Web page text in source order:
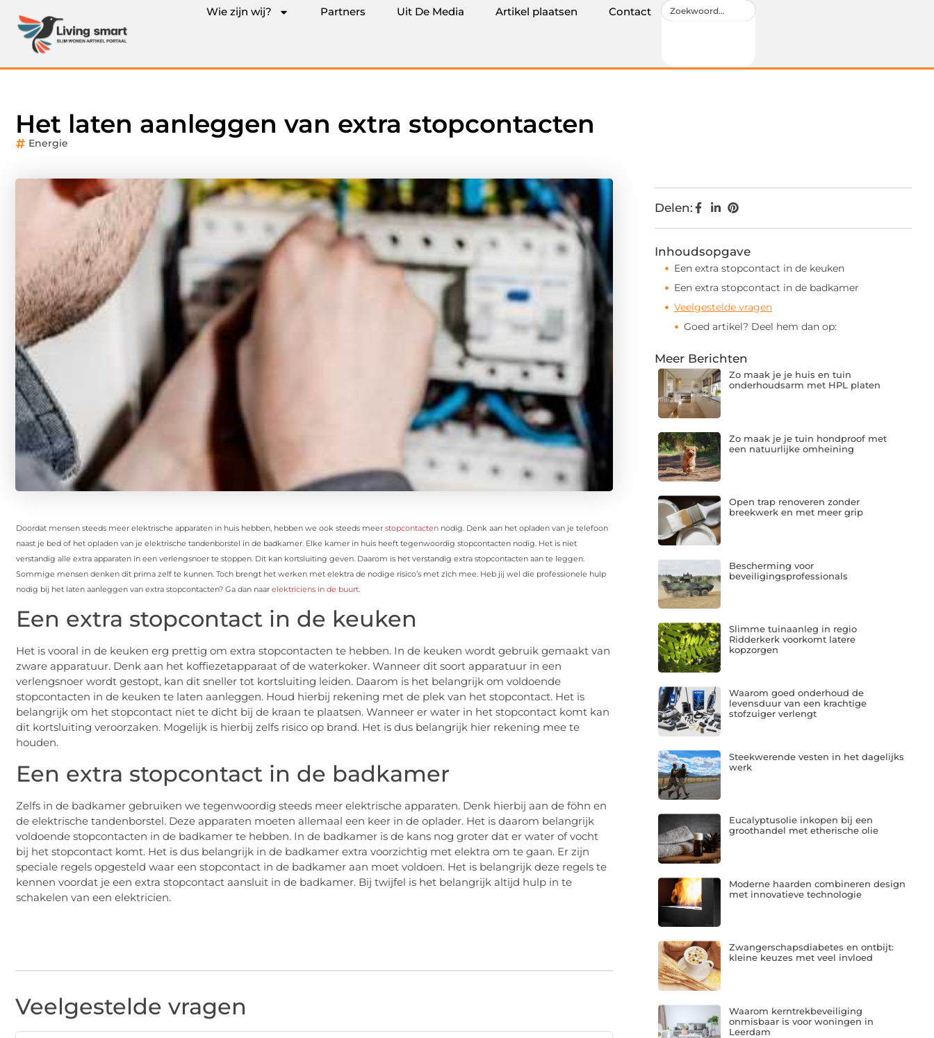
Wie zijn wij? Partners Uit De Media Artikel plaatsen Contact
Het laten aanleggen van extra stopcontacten
Energie
Doordat mensen steeds meer elektrische apparaten in huis hebben, hebben we ook steeds meer stopcontacten nodig. Denk aan het opladen van je telefoon
naast je bed of het opladen van je elektrische tandenborstel in de badkamer. Elke kamer in huis heeft tegenwoordig stopcontacten nodig. Het is niet
verstandig alle extra apparaten in een verlengsnoer te stoppen. Dit kan kortsluiting geven. Daarom is het verstandig extra stopcontacten aan te leggen.
Sommige mensen denken dit prima zelf te kunnen. Toch brengt het werken met elektra de nodige risico’s met zich mee. Heb jij wel die professionele hulp
nodig bij het laten aanleggen van extra stopcontacten? Ga dan naar elektriciens in de buurt.
Een extra stopcontact in de keuken
Het is vooral in de keuken erg prettig om extra stopcontacten te hebben. In de keuken wordt gebruik gemaakt van
zware apparatuur. Denk aan het koffiezetapparaat of de waterkoker. Wanneer dit soort apparatuur in een
verlengsnoer wordt gestopt, kan dit sneller tot kortsluiting leiden. Daarom is het belangrijk om voldoende
stopcontacten in de keuken te laten aanleggen. Houd hierbij rekening met de plek van het stopcontact. Het is
belangrijk om het stopcontact niet te dicht bij de kraan te plaatsen. Wanneer er water in het stopcontact komt kan
dit kortsluiting veroorzaken. Mogelijk is hierbij zelfs risico op brand. Het is dus belangrijk hier rekening mee te
houden.
Een extra stopcontact in de badkamer
Zelfs in de badkamer gebruiken we tegenwoordig steeds meer elektrische apparaten. Denk hierbij aan de föhn en
de elektrische tandenborstel. Deze apparaten moeten allemaal een keer in de oplader. Het is daarom belangrijk
voldoende stopcontacten in de badkamer te hebben. In de badkamer is de kans nog groter dat er water of vocht
bij het stopcontact komt. Het is dus belangrijk in de badkamer extra voorzichtig met elektra om te gaan. Er zijn
speciale regels opgesteld waar een stopcontact in de badkamer aan moet voldoen. Het is belangrijk deze regels te
kennen voordat je een extra stopcontact aansluit in de badkamer. Bij twijfel is het belangrijk altijd hulp in te
schakelen van een elektricien.
Veelgestelde vragen
Delen:
Inhoudsopgave
Een extra stopcontact in de keuken
Een extra stopcontact in de badkamer
Veelgestelde vragen
Goed artikel? Deel hem dan op:
Meer Berichten
Zo maak je je huis en tuin
onderhoudsarm met HPL platen
Zo maak je je tuin hondproof met
een natuurlijke omheining
Open trap renoveren zonder
breekwerk en met meer grip
Bescherming voor
beveiligingsprofessionals
Slimme tuinaanleg in regio
Ridderkerk voorkomt latere
kopzorgen
Waarom goed onderhoud de
levensduur van een krachtige
stofzuiger verlengt
Steekwerende vesten in het dagelijks
werk
Eucalyptusolie inkopen bij een
groothandel met etherische olie
Moderne haarden combineren design
met innovatieve technologie
Zwangerschapsdiabetes en ontbijt:
kleine keuzes met veel invloed
Waarom kerntrekbeveiliging
onmisbaar is voor woningen in
Leerdam